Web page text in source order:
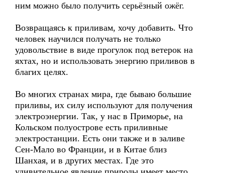
ним можно было получить серьёзный ожёг.
Возвращаясь к приливам, хочу добавить. Что
человек научился получать не только
удовольствие в виде прогулок под ветерок на
яхтах, но и использовать энергию приливов в
благих целях.
Во многих странах мира, где бываю большие
приливы, их силу используют для получения
электроэнергии. Так, у нас в Приморье, на
Кольском полуострове есть приливные
электростанции. Есть они также и в заливе
Сен-Мало во Франции, и в Китае близ
Шанхая, и в других местах. Где это